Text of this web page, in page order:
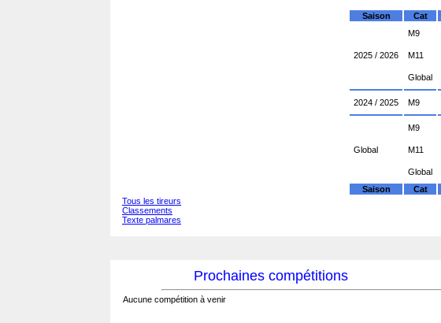
Saison Cat
2025 / 2026
M9
M11
Global
2024 / 2025 M9
Global
M9
M11
Global
Saison
Cat
Tous les tireurs
Classements
Texte palmares
Prochaines compétitions
Aucune compétition à venir